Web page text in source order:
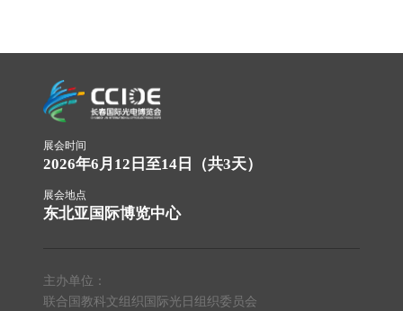
展会时间
2026年6月12日至14日（共3天）
展会地点
东北亚国际博览中心
主办单位：
联合国教科文组织国际光日组织委员会